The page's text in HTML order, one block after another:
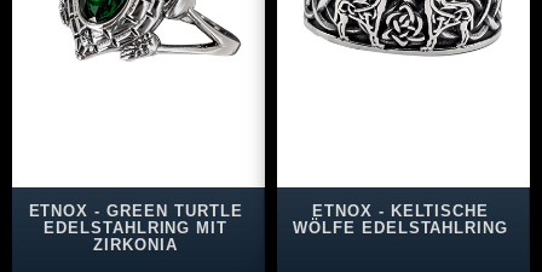
ETNOX - GREEN TURTLE
EDELSTAHLRING MIT
ZIRKONIA
ETNOX - KELTISCHE
WÖLFE EDELSTAHLRING